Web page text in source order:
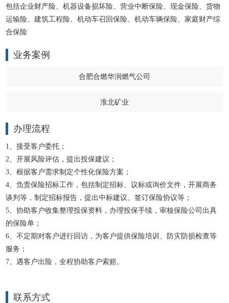
包括企业财产险、机器设备损坏险、营业中断保险、现金保险、货物
运输险、建筑工程险、机动车召回保险、机动车辆保险、家庭财产综
合保险
业务案例
合肥合燃华润燃气公司
淮北矿业
办理流程
1、接受客户委托；
2、开展风险评估，提出投保建议；
3、根据客户需求制定个性化保险方案；
4、负责保险招标工作，包括制定招标、议标或询价文件，开展商务
谈判等，制定招标报告，提出中标建议、签订保险协议等；
5、协助客户收集整理投保资料，办理投保手续，审核保险公司出具
的保险单；
6、不定期对客户进行回访，为客户提供保险培训、防灾防损检查等
服务；
7、遇客户出险，全程协助客户索赔。
联系方式